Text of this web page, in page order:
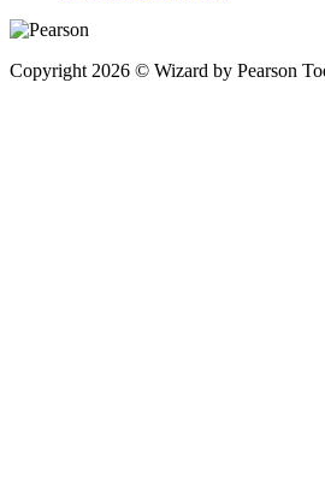
Copyright 2026 © Wizard by Pearson